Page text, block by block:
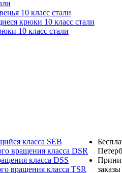
10 класс стали
крюки 10 класс стали
10 класс стали
класса SEB
вращения класса DSR
класса DSS
вращения класса TSR
заказы